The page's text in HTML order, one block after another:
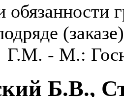
обязанности
Г.М. - М.:
Б.В.,